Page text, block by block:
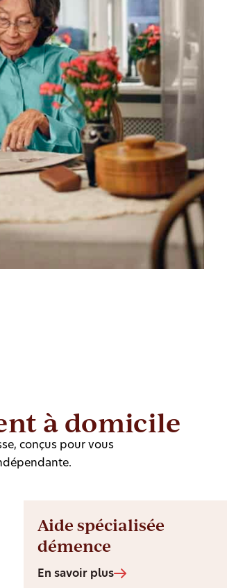
à domicile
conçus pour vous
Aide spécialisée
démence
En savoir plus